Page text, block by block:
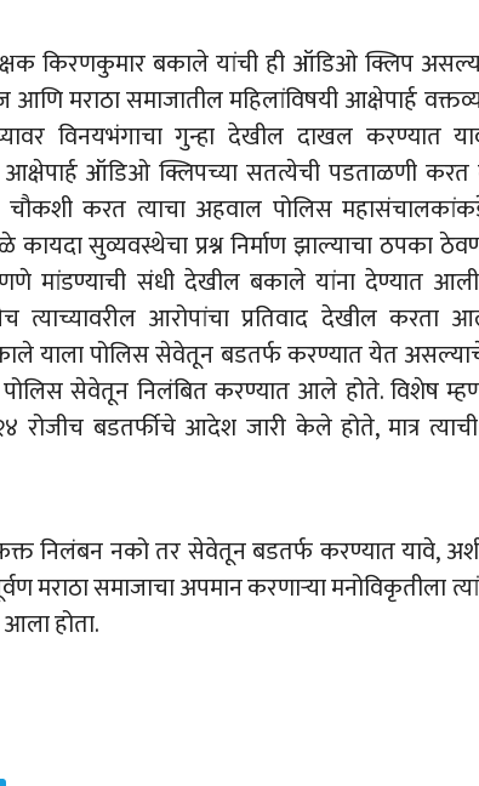
किरणकुमार बकाले यांची ही ऑडिओ क्लिप
आणि मराठा समाजातील महिलांविषयी आक्षेपार्ह
विनयभंगाचा गुन्हा देखील दाखल करण्यात
ऑडिओ क्लिपच्या सतत्येची पडताळणी करत
चौकशी करत त्याचा अहवाल पोलिस
कायदा सुव्यवस्थेचा प्रश्न निर्माण झाल्याचा ठपका
मांडण्याची संधी देखील बकाले यांना देण्यात आली
त्याच्यावरील आरोपांचा प्रतिवाद देखील करता
याला पोलिस सेवेतून बडतर्फ करण्यात येत
पोलिस सेवेतून निलंबित करण्यात आले होते. विशेष
रोजीच बडतर्फीचे आदेश जारी केले होते, मात्र
निलंबन नको तर सेवेतून बडतर्फ करण्यात यावे,
मराठा समाजाचा अपमान करणाऱ्या मनोविकृतीला
होता.